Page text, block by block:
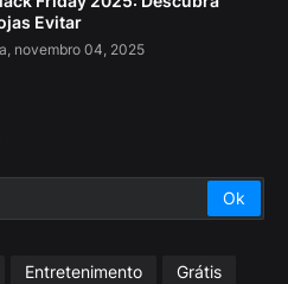
Evitar
novembro 04, 2025
Entretenimento
Grátis